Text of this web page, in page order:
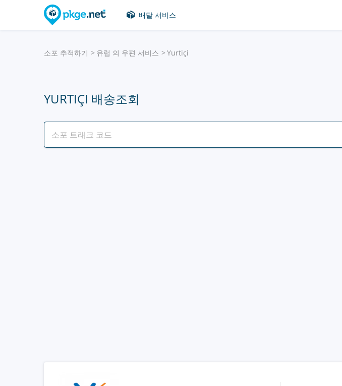
배달 서비스
소포 추적하기 유럽 의 우편 서비스 Yurtiçi
YURTIÇI 배송조회